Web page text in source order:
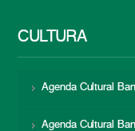
CULTURA
Agenda Cultural
Agenda Cultural